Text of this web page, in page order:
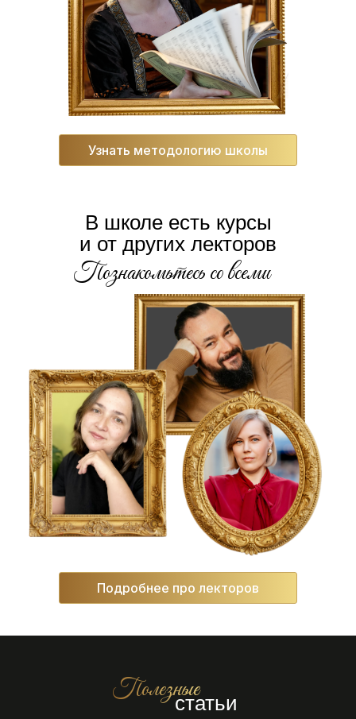
Узнать методологию школы
Подробнее про лекторов
Познакомьтесь со всеми
В школе есть курсы
и от других лекторов
Полезныестатьи